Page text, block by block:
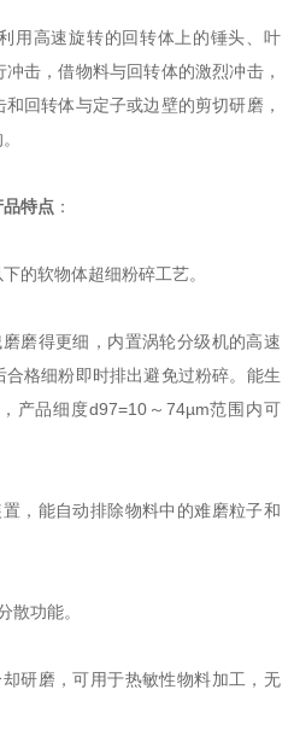
用高速旋转的回转体上的锤头、叶
击，借物料与回转体的激烈冲击，
回转体与定子或边壁的剪切研磨，
特点 ：
软物体超细粉碎工艺。
得更细，内置涡轮分级机的高速
格细粉即时排出避免过粉碎。能生
产品细度d97=10～74µm范围内可
能自动排除物料中的难磨粒子和
功能。
磨，可用于热敏性物料加工，无